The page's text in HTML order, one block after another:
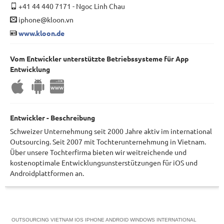
+41 44 440 7171 - Ngoc Linh Chau
iphone@kloon.vn
www.kloon.de
Vom Entwickler unterstützte Betriebssysteme für App
Entwicklung
Entwickler - Beschreibung
Schweizer Unternehmung seit 2000 Jahre aktiv im international
Outsourcing. Seit 2007 mit Tochterunternehmung in Vietnam.
Über unsere Tochterfirma bieten wir weitreichende und
kostenoptimale Entwicklungsunsterstützungen für iOS und
Androidplattformen an.
OUTSOURCING VIETNAM IOS IPHONE ANDROID WINDOWS INTERNATIONAL